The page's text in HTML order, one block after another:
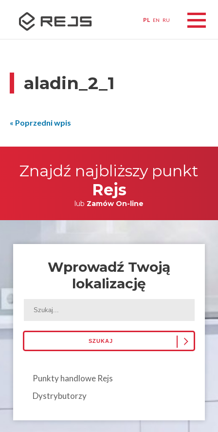
PL EN RU
aladin_2_1
« Poprzedni wpis
Znajdź najbliższy punkt
Rejs
lub Zamów On-line
Wprowadź Twoją
lokalizację
Punkty handlowe Rejs
Dystrybutorzy